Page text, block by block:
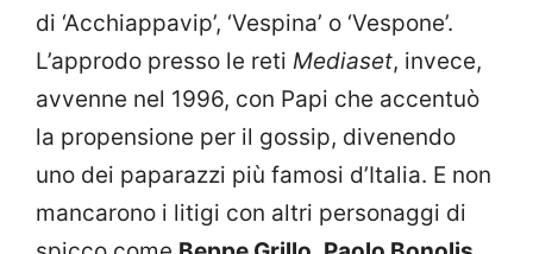
di ‘Acchiappavip’, ‘Vespina’ o ‘Vespone’.
L’approdo presso le reti Mediaset, invece,
avvenne nel 1996, con Papi che accentuò
la propensione per il gossip, divenendo
uno dei paparazzi più famosi d’Italia. E non
mancarono i litigi con altri personaggi di